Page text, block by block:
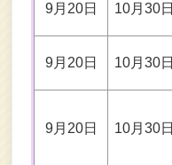
9月20日 10月30日
9月20日 10月30日
9月20日 10月30日